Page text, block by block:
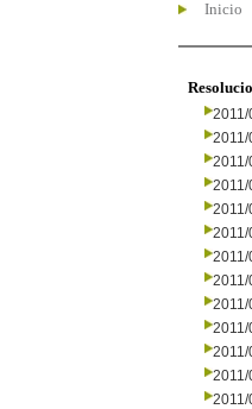
Inicio
2011/
2011/
2011/
2011/
2011/
2011/
2011/
2011/